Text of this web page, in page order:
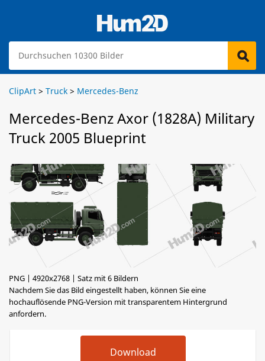
ClipArt > Truck > Mercedes-Benz
Mercedes-Benz Axor (1828A) Military
Truck 2005 Blueprint
PNG | 4920x2768 | Satz mit 6 Bildern
Nachdem Sie das Bild eingestellt haben, können Sie eine
hochauflösende PNG-Version mit transparentem Hintergrund
anfordern.